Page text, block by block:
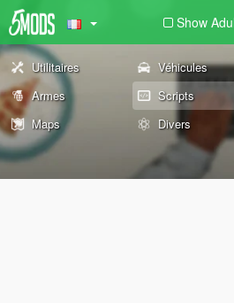
Show
Utilitaires Véhicules
Armes
Scripts
Maps
Divers